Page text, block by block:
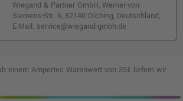
Wiegand & Partner GmbH, Werner-von-
Siemens-Str. 6, 82140 Olching, Deutschland,
E-Mail: service@wiegand-gmbh.de
einem Ampertec Warenwert von 35€ liefern wir